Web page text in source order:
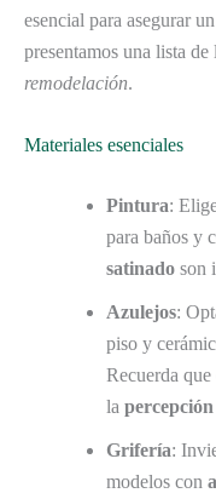
esencial para asegurar
presentamos una lista
remodelación.
Materiales esenciales
Pintura:
para baños y
satinado son
Azulejos:
piso y
Recuerda
la
Grifería:
modelos con